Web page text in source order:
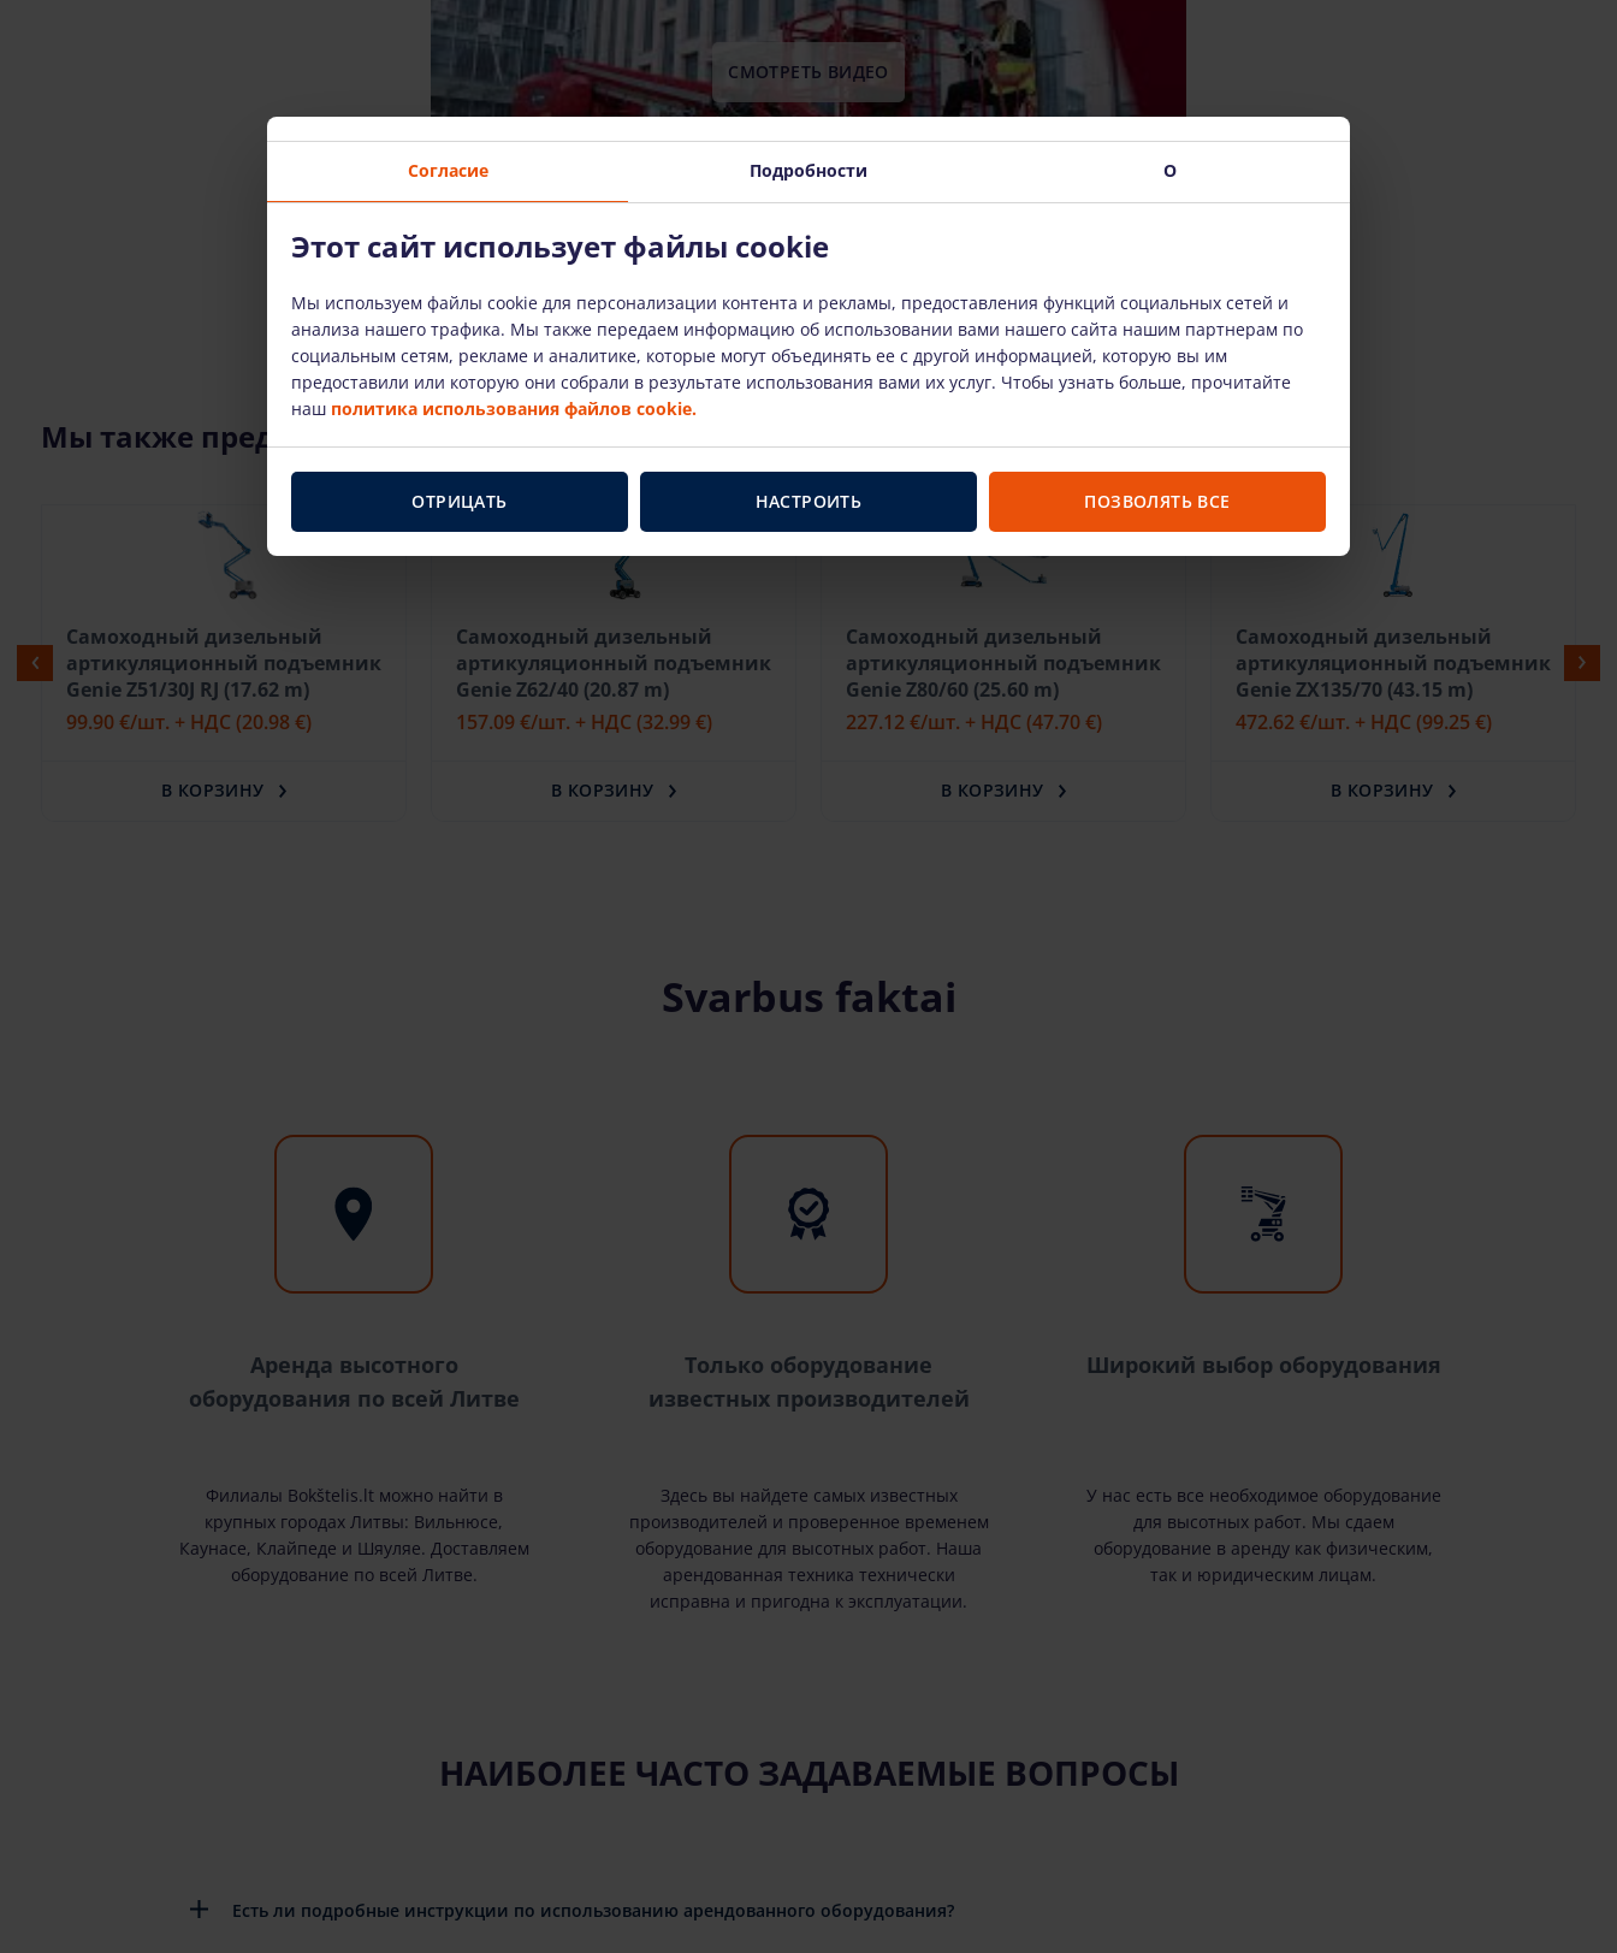
СМОТРЕТЬ ВИДЕО
Мы также предлагаем
Самоходный дизельный
артикуляционный подъемник
Genie Z51/30J RJ (17.62 m)
99.90 €/шт. + НДС (20.98 €)
В КОРЗИНУ
Самоходный дизельный
артикуляционный подъемник
Genie Z62/40 (20.87 m)
157.09 €/шт. + НДС (32.99 €)
В КОРЗИНУ
Самоходный дизельный
артикуляционный подъемник
Genie Z80/60 (25.60 m)
227.12 €/шт. + НДС (47.70 €)
В КОРЗИНУ
Самоходный дизельный
артикуляционный подъемник
Genie ZX135/70 (43.15 m)
472.62 €/шт. + НДС (99.25 €)
В КОРЗИНУ
Svarbus faktai
Аренда высотного
оборудования по всей Литве
Филиалы Bokštelis.lt можно найти в
крупных городах Литвы: Вильнюсе,
Каунасе, Клайпеде и Шяуляе. Доставляем
оборудование по всей Литве.
Только оборудование
известных производителей
Здесь вы найдете самых известных
производителей и проверенное временем
оборудование для высотных работ. Наша
арендованная техника технически
исправна и пригодна к эксплуатации.
Широкий выбор оборудования
У нас есть все необходимое оборудование
для высотных работ. Мы сдаем
оборудование в аренду как физическим,
так и юридическим лицам.
НАИБОЛЕЕ ЧАСТО ЗАДАВАЕМЫЕ ВОПРОСЫ
Есть ли подробные инструкции по использованию арендованного оборудования?
Согласие Подробности О
Этот сайт использует файлы cookie
Мы используем файлы cookie для персонализации контента и рекламы, предоставления функций социальных сетей и
анализа нашего трафика. Мы также передаем информацию об использовании вами нашего сайта нашим партнерам по
социальным сетям, рекламе и аналитике, которые могут объединять ее с другой информацией, которую вы им
предоставили или которую они собрали в результате использования вами их услуг. Чтобы узнать больше, прочитайте
наш политика использования файлов cookie.
ОТРИЦАТЬ НАСТРОИТЬ ПОЗВОЛЯТЬ ВСЕ